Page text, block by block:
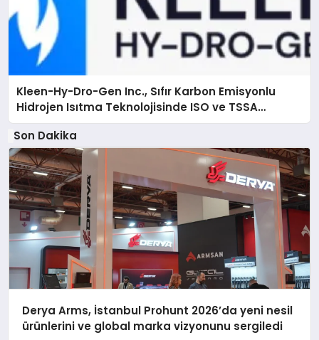
Kleen-Hy-Dro-Gen Inc., Sıfır Karbon Emisyonlu
Hidrojen Isıtma Teknolojisinde ISO ve TSSA
Düzenleyici Onaylarını Aldı
Son Dakika
Derya Arms, İstanbul Prohunt 2026’da yeni nesil
ürünlerini ve global marka vizyonunu sergiledi